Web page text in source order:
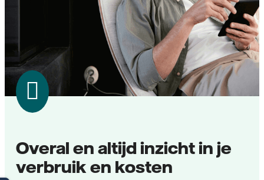
Overal en altijd inzicht in je
verbruik en kosten